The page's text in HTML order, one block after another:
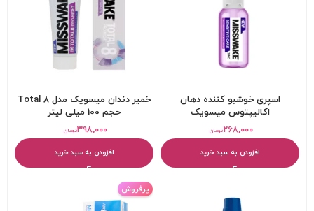
اسپری خوشبو کننده دهان
اکالیپتوس میسویک
تومان۲۶۸,۰۰۰
افزودن به سبد خرید
خمیر دندان میسویک مدل Total 8
حجم 100 میلی لیتر
تومان۳۹۸,۰۰۰
افزودن به سبد خرید
پرفروش